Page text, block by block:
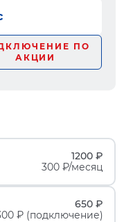
ПО
АКЦИИ
1200 ₽
300 ₽/месяц
650 ₽
₽ (подключение)